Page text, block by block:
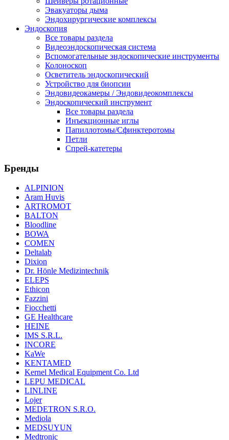
Эвакуаторы дыма
Эндохирургические комплексы
Эндоскопия
Все товары раздела
Видеоэндоскопическая система
Вспомогательные эндоскопические инструменты
Колоноскоп
Осветитель эндоскопический
Устройство для биопсии
Эндовидеокамеры / Эндовидеокомплексы
Эндоскопический инструмент
Все товары раздела
Инъекционные иглы
Папиллотомы/Сфинктеротомы
Петли
Спрей-катетеры
Бренды
ALPINION
Aram Huvis
ARTROMOT
BALTON
Bloodline
BOWA
COMEN
Deltalab
Dixion
Dr. Hönle Medizintechnik
ELEPS
Ethicon
Fazzini
Fiocchetti
GE Healthcare
HEINE
IMS S.R.L.
INCORE
KaWe
KENTAMED
Kernel Medical Equipment Co. Ltd
LEPU MEDICAL
LINLINE
Lojer
MEDETRON S.R.O.
Mediola
MEDSUYUN
Medtronic